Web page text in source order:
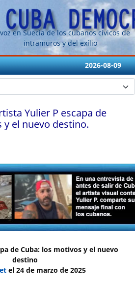
en Suecia de los cubanos cívicos de
intramuros y del exílio
2026-08-09
Yulier P escapa de
y el nuevo destino.
de Cuba: los motivos y el nuevo
destino
el 24 de marzo de 2025